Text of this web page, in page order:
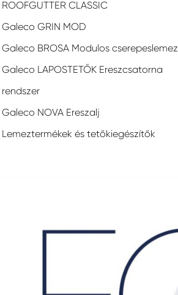
ROOFGUTTER CLASSIC
Galeco GRIN MOD
Galeco BROSA Modulos cserepeslemez
Galeco LAPOSTETŐK Ereszcsatorna
rendszer
Galeco NOVA Ereszalj
Lemeztermékek és tetőkiegészítők